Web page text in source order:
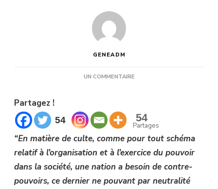
GENEADM
UN COMMENTAIRESUR
RELIGIEUX
Partagez !
54 54
Partages
“En matière de culte, comme pour tout schéma
relatif à l’organisation et à l’exercice du pouvoir
dans la société, une nation a besoin de contre-
pouvoirs, ce dernier ne pouvant par neutralité